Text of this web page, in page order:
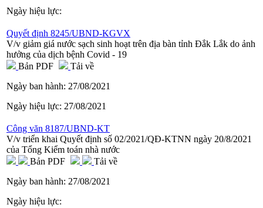
Ngày hiệu lực:
Quyết định 8245/UBND-KGVX
V/v giảm giá nước sạch sinh hoạt trên địa bàn tỉnh Đắk Lắk do ảnh
hưởng của dịch bệnh Covid - 19
Bản PDF
Tải về
Ngày ban hành: 27/08/2021
Ngày hiệu lực: 27/08/2021
Công văn 8187/UBND-KT
V/v triển khai Quyết định số 02/2021/QĐ-KTNN ngày 20/8/2021
của Tổng Kiểm toán nhà nước
Bản PDF
Tải về
Ngày ban hành: 27/08/2021
Ngày hiệu lực: